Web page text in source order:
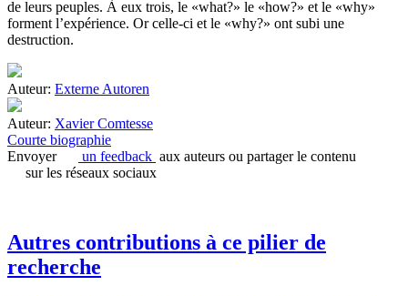
de leurs peuples. À eux trois, le «what?» le «how?» et le «why»
forment l’expérience. Or celle-ci et le «why?» ont subi une
destruction.
Auteur: Externe Autoren
Auteur: Xavier Comtesse
Courte biographie
Envoyer
un feedback aux auteurs ou partager le contenu
sur les réseaux sociaux
Autres contributions à ce pilier de
recherche